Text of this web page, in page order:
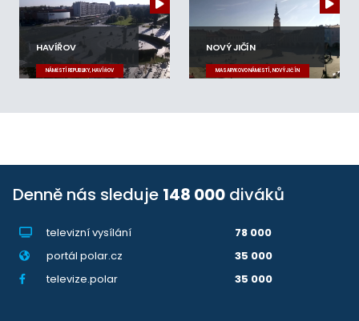
HAVÍŘOV
NÁMĚSTÍ REPUBLIKY, HAVÍŘOV
NOVÝ JIČÍN
MASARYKOVO NÁMĚSTÍ, NOVÝ JIČÍN
Denně nás sleduje 148 000 diváků
televizní vysílání
78 000
portál polar.cz
35 000
televize.polar
35 000